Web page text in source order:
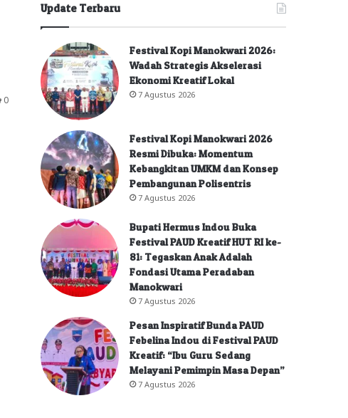
0
Update Terbaru
Festival Kopi Manokwari 2026:
Wadah Strategis Akselerasi
Ekonomi Kreatif Lokal
7 Agustus 2026
Festival Kopi Manokwari 2026
Resmi Dibuka: Momentum
Kebangkitan UMKM dan Konsep
Pembangunan Polisentris
7 Agustus 2026
Bupati Hermus Indou Buka
Festival PAUD Kreatif HUT RI ke-
81: Tegaskan Anak Adalah
Fondasi Utama Peradaban
Manokwari
7 Agustus 2026
Pesan Inspiratif Bunda PAUD
Febelina Indou di Festival PAUD
Kreatif: “Ibu Guru Sedang
Melayani Pemimpin Masa Depan”
7 Agustus 2026